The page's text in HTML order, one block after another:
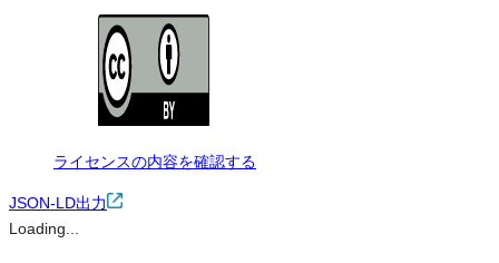
ライセンスの内容を確認する
JSON-LD出力
Loading...